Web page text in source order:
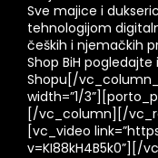
Sve majice i
tehnologijom
čeških i njemačkih
Shop BiH
Shopu [/
width=”1/
[/vc_column][/
[vc_video
v=KI88kH4B5k0”][/